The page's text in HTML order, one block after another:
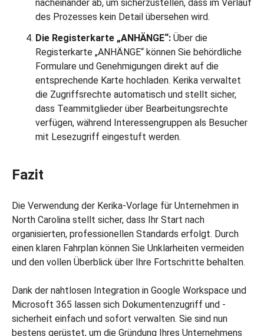
nacheinander ab, um sicherzustellen, dass im Verlauf
des Prozesses kein Detail übersehen wird.
Die Registerkarte „ANHÄNGE“: Über die
Registerkarte „ANHÄNGE“ können Sie behördliche
Formulare und Genehmigungen direkt auf die
entsprechende Karte hochladen. Kerika verwaltet
die Zugriffsrechte automatisch und stellt sicher,
dass Teammitglieder über Bearbeitungsrechte
verfügen, während Interessengruppen als Besucher
mit Lesezugriff eingestuft werden.
Fazit
Die Verwendung der Kerika-Vorlage für Unternehmen in
North Carolina stellt sicher, dass Ihr Start nach
organisierten, professionellen Standards erfolgt. Durch
einen klaren Fahrplan können Sie Unklarheiten vermeiden
und den vollen Überblick über Ihre Fortschritte behalten.
Dank der nahtlosen Integration in Google Workspace und
Microsoft 365 lassen sich Dokumentenzugriff und -
sicherheit einfach und sofort verwalten. Sie sind nun
bestens gerüstet, um die Gründung Ihres Unternehmens